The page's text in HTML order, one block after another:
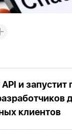
API и
клиентов